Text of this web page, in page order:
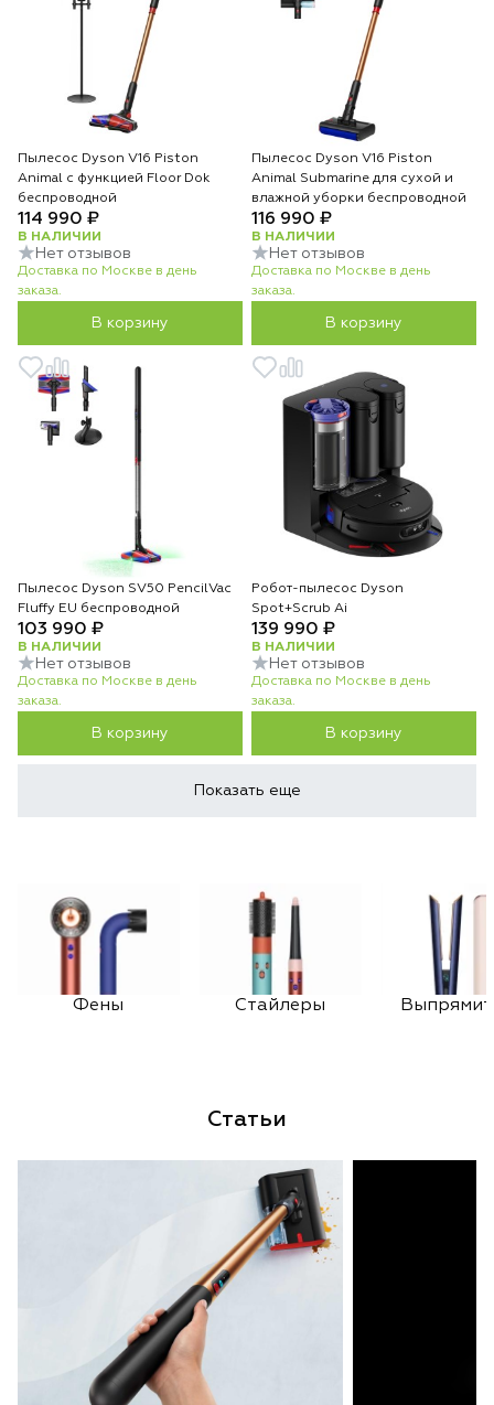
Пылесос Dyson V16 Piston
Animal с функцией Floor Dok
беспроводной
114 990 ₽
В НАЛИЧИИ
Нет отзывов
Доставка по Москве в день
заказа.
В корзину
Пылесос Dyson V16 Piston
Animal Submarine для сухой и
влажной уборки беспроводной
116 990 ₽
В НАЛИЧИИ
Нет отзывов
Доставка по Москве в день
заказа.
В корзину
Пылесос Dyson SV50 PencilVac
Fluffy EU беспроводной
103 990 ₽
В НАЛИЧИИ
Нет отзывов
Доставка по Москве в день
заказа.
В корзину
Робот-пылесос Dyson
Spot+Scrub Ai
139 990 ₽
В НАЛИЧИИ
Нет отзывов
Доставка по Москве в день
заказа.
В корзину
Показать еще
Фены Стайлеры
Статьи